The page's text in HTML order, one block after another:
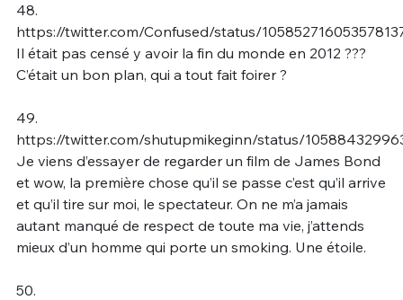
48.
https://twitter.com/Confused/status/
Il était pas censé y avoir la fin du monde en 2012 ???
C’était un bon plan, qui a tout fait foirer ?
49.
https://twitter.com/shutupmikeginn/status/
Je viens d’essayer de regarder un film de James Bond
et wow, la première chose qu’il se passe c’est qu’il arrive
et qu’il tire sur moi, le spectateur. On ne m’a jamais
autant manqué de respect de toute ma vie, j’attends
mieux d’un homme qui porte un smoking. Une étoile.
50.